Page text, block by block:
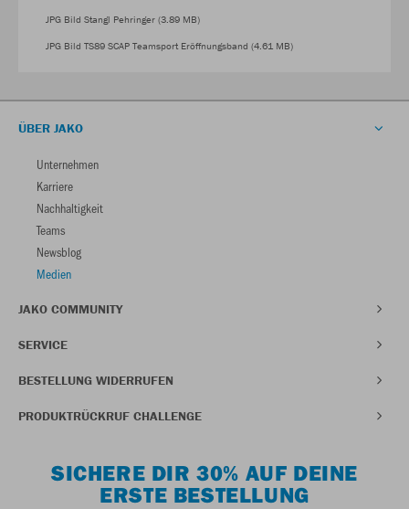
JPG Bild Stangl Pehringer (3.89 MB)
JPG Bild TS89 SCAP Teamsport Eröffnungsband (4.61 MB)
ÜBER JAKO
Unternehmen
Karriere
Nachhaltigkeit
Teams
Newsblog
Medien
JAKO COMMUNITY
SERVICE
BESTELLUNG WIDERRUFEN
PRODUKTRÜCKRUF CHALLENGE
SICHERE DIR 30% AUF DEINE
ERSTE BESTELLUNG